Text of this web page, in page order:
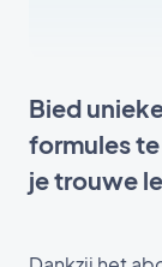
Bied
formules
je trouwe